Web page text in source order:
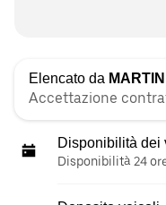
Elencato da
Accettazione
Disponibilità dei
Disponibilità 24